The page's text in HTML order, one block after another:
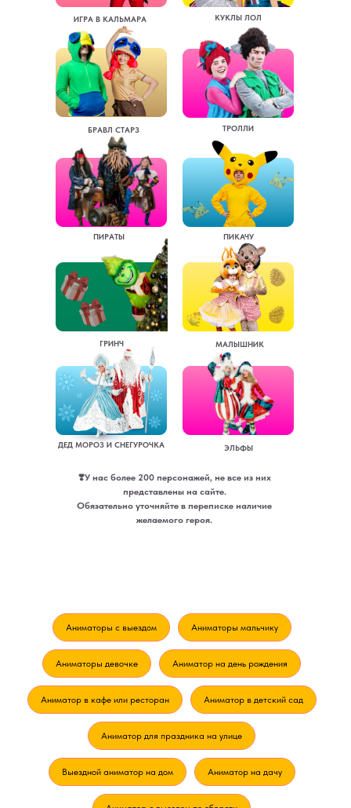
❣️У нас более 200 персонажей, не все из них
представлены на сайте.
Обязательно уточняйте в переписке наличие
желаемого героя.
ГРИНЧ МАЛЫШНИК
ТРОЛЛИ
КУКЛЫ ЛОЛ
ПИРАТЫ
ЭЛЬФЫ
БРАВЛ СТАРЗ
ПИКАЧУ
ДЕД МОРОЗ И СНЕГУРОЧКА
ИГРА В КАЛЬМАРА
Аниматоры с выездом Аниматоры мальчику
Аниматоры девочке Аниматор на день рождения
Аниматор в кафе или ресторан Аниматор в детский сад
Аниматор для праздника на улице
Выездной аниматор на дом Аниматор на дачу